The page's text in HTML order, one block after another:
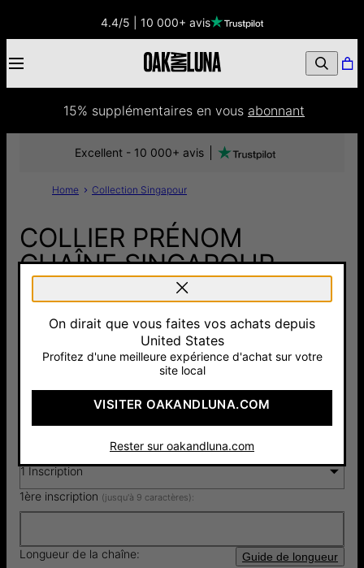
4.4/5 | 10 000+ avis
15% supplémentaires en vous abonnant
Home Collection Singapour
COLLIER PRÉNOM
CHAÎNE SINGAPOUR
AVEC DIAMANT - OR
JAUNE 10 CARATS
450 €
5.0 1 Avis
Excellent - 10 000+ avis
1 Inscription
1ère inscription (jusqu'à 9 caractères):
Longueur de la chaîne: Guide de longueur
On dirait que vous faites vos achats depuis
United States
Profitez d'une meilleure expérience d'achat sur votre
site local
VISITER OAKANDLUNA.COM
Rester sur oakandluna.com